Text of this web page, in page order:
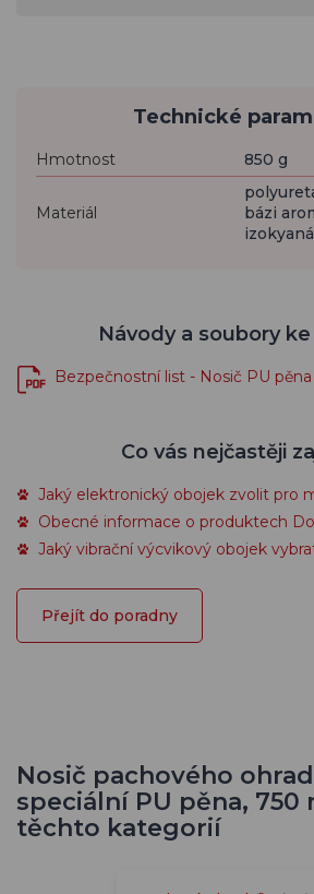
Technické
Hmotnost 850 g
Materiál
bázi
Návody a soubory
Bezpečnostní list - Nosič PU pěna
Co vás nejčastěji
Jaký elektronický obojek zvolit pro
Obecné informace o produktech
Jaký vibrační výcvikový obojek
Přejít do poradny
Nosič pachového
speciální PU pěna,
těchto kategorií